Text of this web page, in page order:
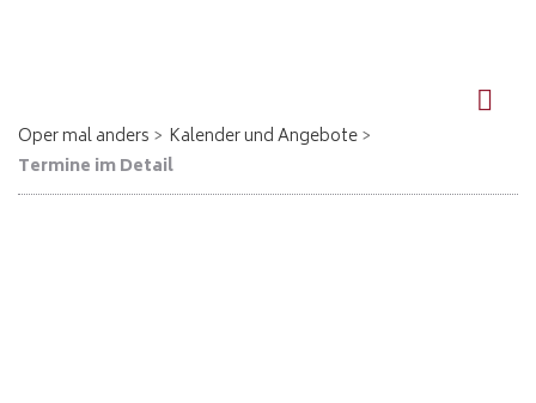
Oper mal anders
Kalender und Angebote
Termine im Detail